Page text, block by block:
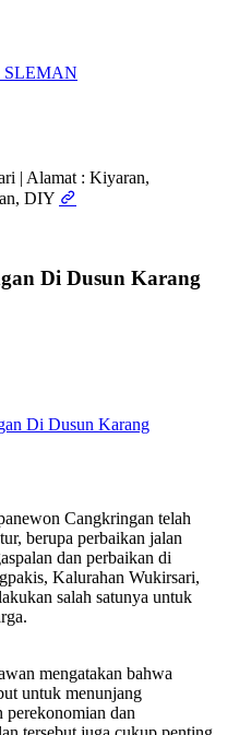
SLEMAN
| Alamat : Kiyaran,
DIY
Di Dusun Karang
Cangkringan telah
berupa perbaikan jalan
dan perbaikan di
Kalurahan Wukirsari,
salah satunya untuk
mengatakan bahwa
untuk menunjang
perekonomian dan